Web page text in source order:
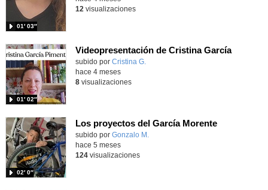
01′ 03″
12 visualizaciones
Videopresentación de Cristina García
subido por Cristina G.
01′ 02″
hace 4 meses
8visualizaciones
Los proyectos del García Morente
Contenido educativo.
subido por Gonzalo M.
02′ 0″
hace 5 meses
124visualizaciones